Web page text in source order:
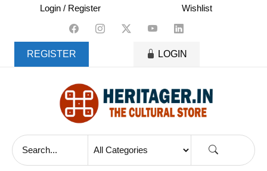
content
Login / Register Wishlist
REGISTER LOGIN